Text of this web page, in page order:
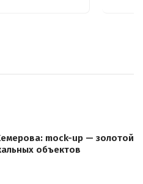
mock-up — золотой
объектов